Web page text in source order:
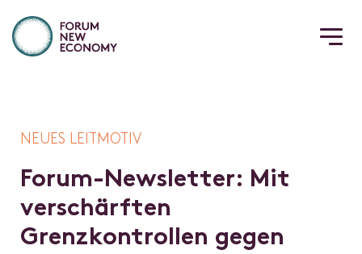
NEUES LEITMOTIV
Forum-Newsletter: Mit
verschärften
Grenzkontrollen gegen